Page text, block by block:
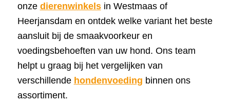
onze dierenwinkelsin Westmaas of
Heerjansdam en ontdek welke variant het beste
aansluit bij de smaakvoorkeur en
voedingsbehoeften van uw hond. Ons team
helpt u graag bij het vergelijken van
verschillende hondenvoeding binnen ons
assortiment.